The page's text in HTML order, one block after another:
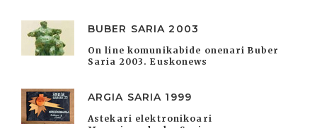
BUBER SARIA 2003
On line komunikabide onenari Buber
Saria 2003. Euskonews
ARGIA SARIA 1999
Astekari elektronikoari